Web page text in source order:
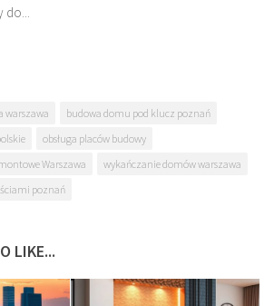
warszawa
budowa domu pod klucz poznań
obsługa placów budowy
Warszawa
wykańczanie domów warszawa
poznań
LIKE...